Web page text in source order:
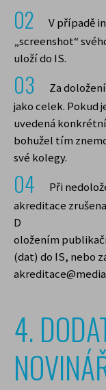
V případě
„screenshot“
uloží do IS.
Za
jako celek. Pokud
uvedená
bohužel tím
své kolegy.
Při
akreditace
D
oložením
(dat) do IS, nebo
4.
informace
preference
běžné
šířit viry,
jinak
Rozdělení
Z hlediska
která jsou
webového
webových
zůstávají v
spuštění a
Původ
ovlivněn
Vámi
mazat např.